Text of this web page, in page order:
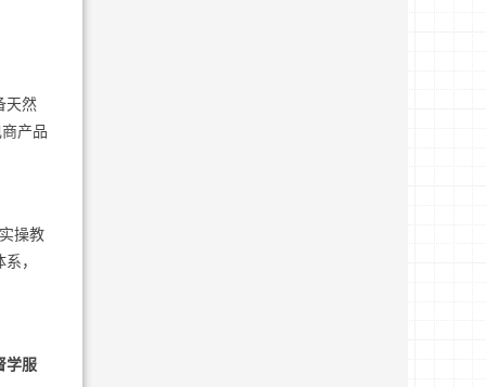
天然
产品
操教
，
学服